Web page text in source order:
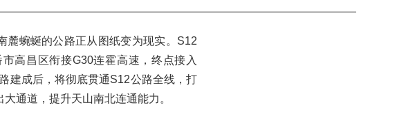
麓蜿蜒的公路正从图纸变为现实。S12
高昌区衔接G30连霍高速，终点接入
建成后，将彻底贯通S12公路全线，打
通道，提升天山南北连通能力。